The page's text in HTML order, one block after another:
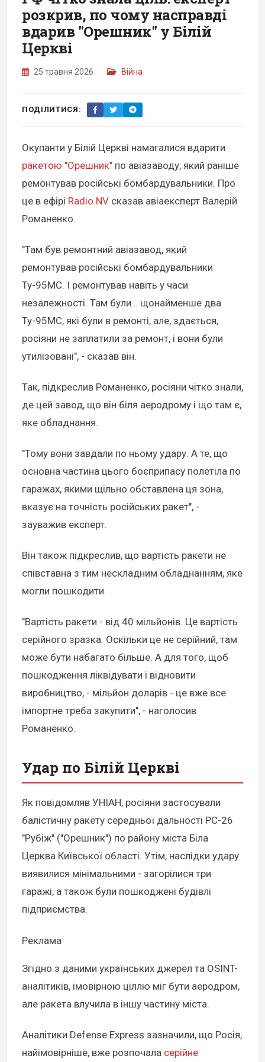
розкрив, по чому насправді
вдарив "Орешник" у Білій
Церкві
25 травня 2026 Війна
ПОДІЛИТИСЯ:
Окупанти у Білій Церкві намагалися вдарити
ракетою "Орешник" по авіазаводу, який раніше
ремонтував російські бомбардувальники. Про
це в ефірі Radio NV сказав авіаексперт Валерій
Романенко.
"Там був ремонтний авіазавод, який
ремонтував російські бомбардувальники
Ту-95МС. І ремонтував навіть у часи
незалежності. Там були… щонайменше два
Ту-95МС, які були в ремонті, але, здається,
росіяни не заплатили за ремонт, і вони були
утилізовані", - сказав він.
Так, підкреслив Романенко, росіяни чітко знали,
де цей завод, що він біля аеродрому і що там є,
яке обладнання.
"Тому вони завдали по ньому удару. А те, що
основна частина цього боєприпасу полетіла по
гаражах, якими щільно обставлена ця зона,
вказує на точність російських ракет", -
зауважив експерт.
Він також підкреслив, що вартість ракети не
співставна з тим нескладним обладнанням, яке
могли пошкодити.
"Вартість ракети - від 40 мільйонів. Це вартість
серійного зразка. Оскільки це не серійний, там
може бути набагато більше. А для того, щоб
пошкодження ліквідувати і відновити
виробництво, - мільйон доларів - це вже все
імпортне треба закупити", - наголосив
Романенко.
Удар по Білій Церкві
Як повідомляв УНІАН, росіяни застосували
балістичну ракету середньої дальності РС-26
"Рубіж" ("Орешник") по району міста Біла
Церква Київської області. Утім, наслідки удару
виявилися мінімальними - загорілися три
гаражі, а також були пошкоджені будівлі
підприємства.
Реклама
Згідно з даними українських джерел та OSINT-
аналітиків, імовірною ціллю міг бути аеродром,
але ракета влучила в іншу частину міста.
Аналітики Defense Express зазначили, що Росія,
найімовірніше, вже розпочала серійне